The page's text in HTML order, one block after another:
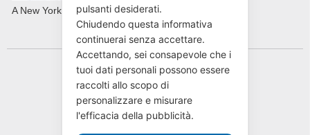
A New York con AVIS in primavera
pulsanti desiderati.
Chiudendo questa informativa
continuerai senza accettare.
Accettando, sei consapevole che i
tuoi dati personali possono essere
raccolti allo scopo di
personalizzare e misurare
l'efficacia della pubblicità.